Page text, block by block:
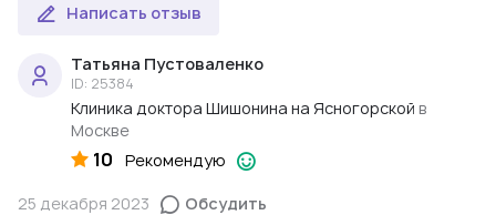
Написать отзыв
Татьяна Пустоваленко
ID: 25384
Клиника доктора Шишонина на Ясногорской в
Москве
10 Рекомендую
25 декабря 2023
Обсудить